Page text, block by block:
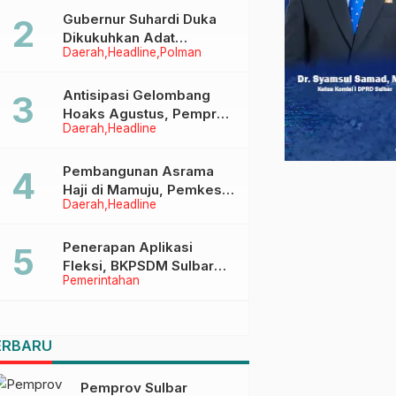
Menggapai Cita-Cita
Daerah Headline Polman
Gubernur Suhardi Duka
Dikukuhkan Adat
Balanipa, Raih Gelar Sulo
Daerah Headline
Antisipasi Gelombang
Hoaks Agustus, Pemprov
Sulbar Ajak Warga Jaga
Daerah Headline
Pembangunan Asrama
Haji di Mamuju, Pemkesra
dan Kementerian Haji
Pemerintahan
Penerapan Aplikasi
Fleksi, BKPSDM Sulbar
Dorong Transformasi
Pemprov Sulbar